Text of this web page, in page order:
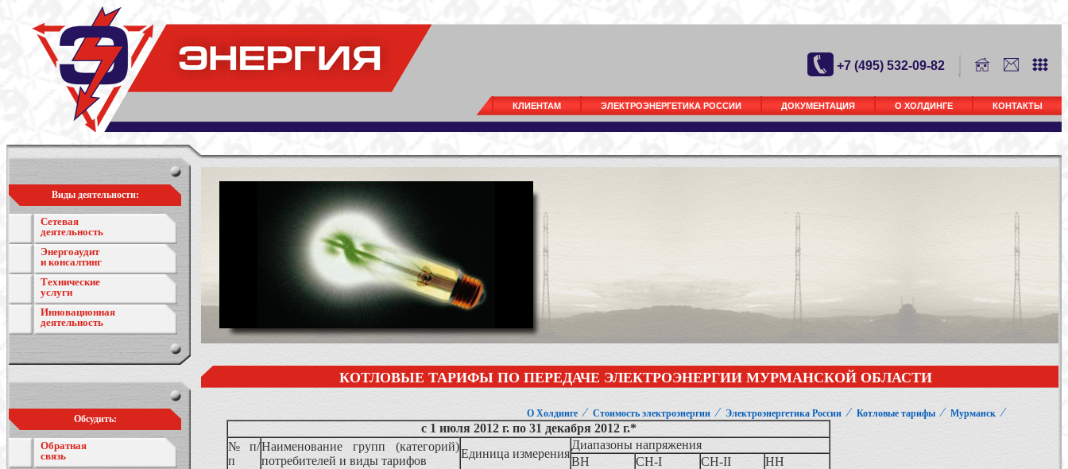
+7 (495) 532-09-82
КЛИЕНТАМ ЭЛЕКТРОЭНЕРГЕТИКА РОССИИ ДОКУМЕНТАЦИЯ О ХОЛДИНГЕ КОНТАКТЫ
Виды деятельности:
Сетевая
деятельность
Энергоаудит
и консалтинг
Технические
услуги
Инновационная
деятельность
Обсудить:
Обратная
связь
КОТЛОВЫЕ ТАРИФЫ ПО ПЕРЕДАЧЕ ЭЛЕКТРОЭНЕРГИИ МУРМАНСКОЙ ОБЛАСТИ
О Холдинге ⁄ Стоимость электроэнергии ⁄ Электроэнергетика России ⁄ Котловые тарифы ⁄ Мурманск ⁄
с 1 июля 2012 г. по 31 декабря 2012 г.*
№ п/
п
Наименование групп (категорий)
потребителей и виды тарифов
Единица измерения
Диапазоны напряжения
ВН
СН-I СН-II
НН